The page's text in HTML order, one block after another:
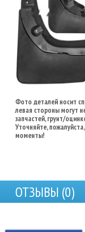
Фото деталей носит
левая стороны могут
запчастей, грунт/
Уточняйте,
моменты!
ОТЗЫВЫ (0)